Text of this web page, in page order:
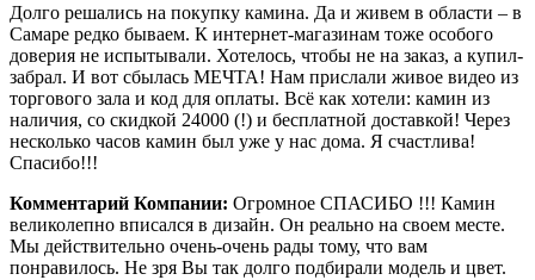
Долго решались на покупку камина. Да и живем в области – в
Самаре редко бываем. К интернет-магазинам тоже особого
доверия не испытывали. Хотелось, чтобы не на заказ, а купил-
забрал. И вот сбылась МЕЧТА! Нам прислали живое видео из
торгового зала и код для оплаты. Всё как хотели: камин из
наличия, со скидкой 24000 (!) и бесплатной доставкой! Через
несколько часов камин был уже у нас дома. Я счастлива!
Спасибо!!!
Комментарий Компании: Огромное СПАСИБО !!! Камин
великолепно вписался в дизайн. Он реально на своем месте.
Мы действительно очень-очень рады тому, что вам
понравилось. Не зря Вы так долго подбирали модель и цвет.